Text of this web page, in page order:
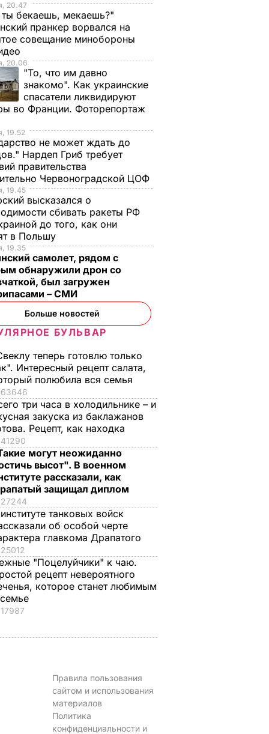
не
за
Почему Чарльз III на
самом деле
проигнорировал 45-
летие жены принца
невестку
6 августа, 16.28БУЛЬВАР
20.47
ты бекаешь, мекаешь?"
пранкер ворвался на
совещание минобороны
20.06
"То, что им давно
знакомо". Как украинские
спасатели ликвидируют
во Франции. Фоторепортаж
19.52
не может ждать до
Нардеп Гриб требует
правительства
Червоноградской ЦОФ
19.45
высказался о
сбивать ракеты РФ
до того, как они
в Польшу
19.35
самолет, рядом с
обнаружили дрон со
был загружен
– СМИ
Больше новостей
БУЛЬВАР
теперь готовлю только
Интересный рецепт салата,
полюбила вся семья
63646
три часа в холодильнике – и
закуска из баклажанов
Рецепт, как находка
41290
могут неожиданно
высот". В военном
рассказали, как
защищал диплом
27244
танковых войск
об особой черте
главкома Драпатого
25012
"Поцелуйчики" к чаю.
рецепт невероятного
которое станет любимым
17987
Правила пользования
сайтом и использования
материалов
Политика
конфиденциальности и